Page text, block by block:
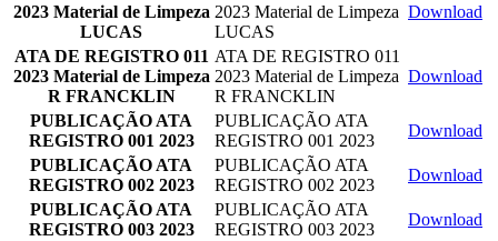
2023 Material de Limpeza
LUCAS
2023 Material de Limpeza
LUCAS
Download
ATA DE REGISTRO 011
2023 Material de Limpeza
R FRANCKLIN
ATA DE REGISTRO 011
2023 Material de Limpeza
R FRANCKLIN
Download
PUBLICAÇÃO ATA
REGISTRO 001 2023
PUBLICAÇÃO ATA
REGISTRO 001 2023
Download
PUBLICAÇÃO ATA
REGISTRO 002 2023
PUBLICAÇÃO ATA
REGISTRO 002 2023
Download
PUBLICAÇÃO ATA
REGISTRO 003 2023
PUBLICAÇÃO ATA
REGISTRO 003 2023
Download